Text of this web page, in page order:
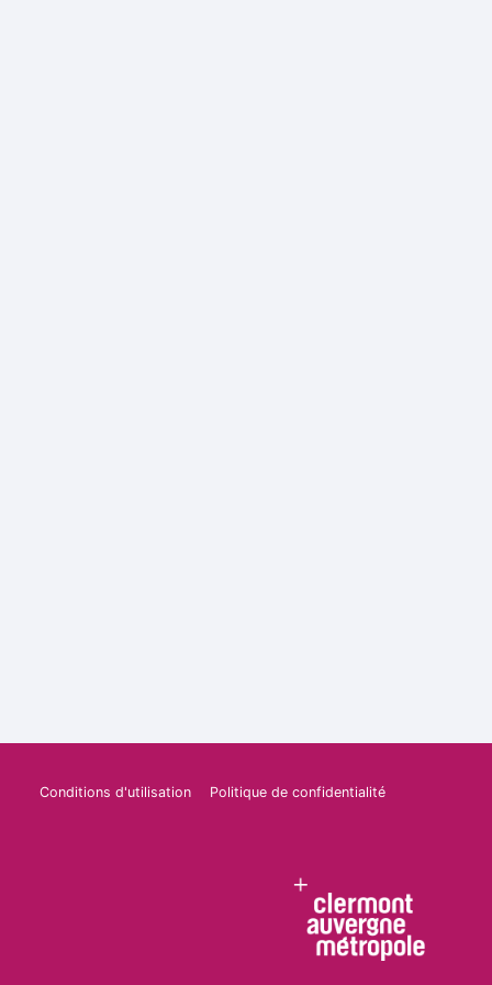
Conditions d'utilisation Politique de confidentialité